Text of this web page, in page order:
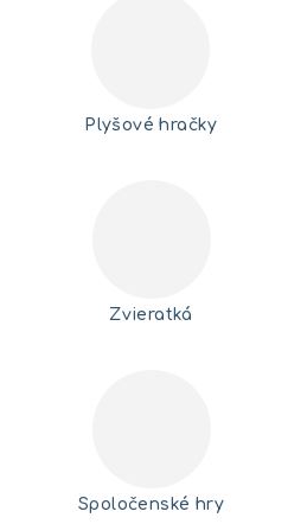
Plyšové hračky
Zvieratká
Spoločenské hry